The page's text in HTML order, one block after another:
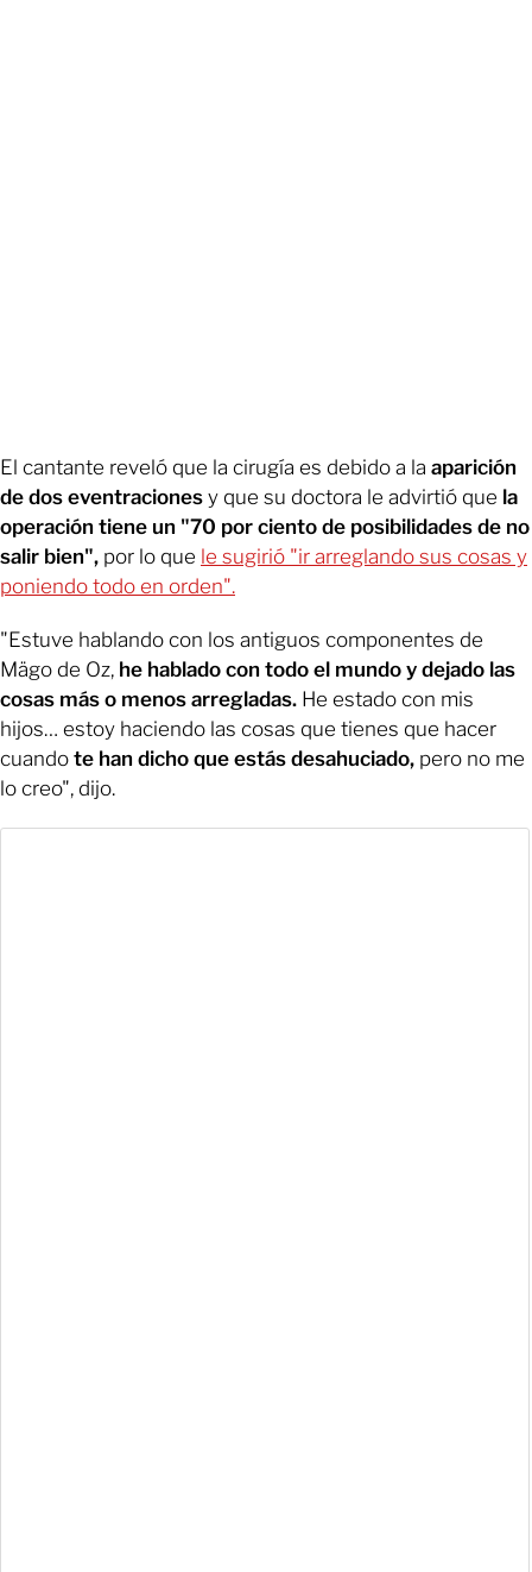
El cantante reveló que la cirugía es debido a la aparición
de dos eventraciones y que su doctora le advirtió que la
operación tiene un "70 por ciento de posibilidades de no
salir bien", por lo que le sugirió "ir arreglando sus cosas y
poniendo todo en orden".
"Estuve hablando con los antiguos componentes de
Mägo de Oz, he hablado con todo el mundo y dejado las
cosas más o menos arregladas. He estado con mis
hijos… estoy haciendo las cosas que tienes que hacer
cuando te han dicho que estás desahuciado, pero no me
lo creo", dijo.